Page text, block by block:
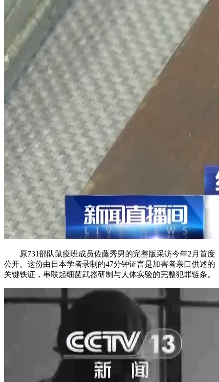
原731部队鼠疫班成员佐藤秀男的完整版采访今年2月首度
公开。这份由日本学者录制的47分钟证言是加害者亲口供述的
关键铁证，串联起细菌武器研制与人体实验的完整犯罪链条。